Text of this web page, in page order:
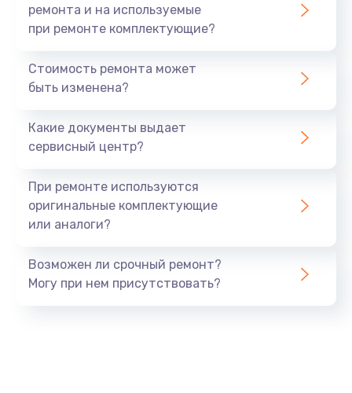
ремонта и на используемые
при ремонте комплектующие?
Стоимость ремонта может
быть изменена?
Какие документы выдает
сервисный центр?
При ремонте используются
оригинальные комплектующие
или аналоги?
Возможен ли срочный ремонт?
Могу при нем присутствовать?